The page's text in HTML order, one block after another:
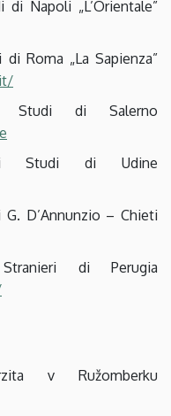
Napoli „L’Orientale”
Roma „La Sapienza”
Studi di Salerno
Studi di Udine
D’Annunzio – Chieti
di Perugia
v Ružomberku